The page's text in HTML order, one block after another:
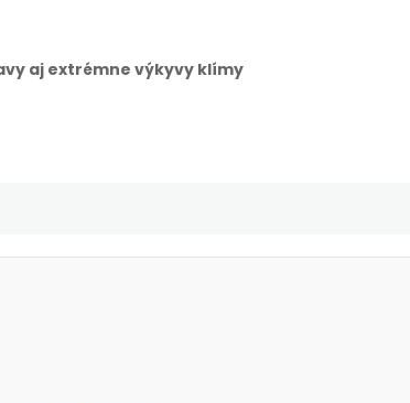
aj extrémne výkyvy klímy